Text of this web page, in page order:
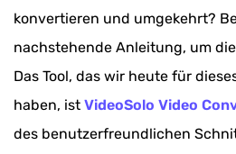
konvertieren und umgekehrt?
nachstehende Anleitung, um
Das Tool, das wir heute für
haben, ist VideoSolo Video
des benutzerfreundlichen